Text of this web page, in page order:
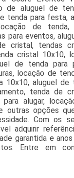
de aluguel de
tenda para festa,
de tenda,
para eventos,
cristal, tendas
cristal 10x10,
de tenda para
locação de
10x10, aluguel de
tenda de
alugar,
outras opções
Com os
adquirir
garantida e
Entre em